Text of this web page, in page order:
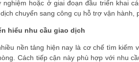
hoặc ở giai đoạn đầu triển khai
chuyển sang công cụ hỗ trợ vận
hiểu nhu cầu giao dịch
nền tảng hiện nay là cơ chế tìm kiếm
Cách tiếp cận này phù hợp với nhu